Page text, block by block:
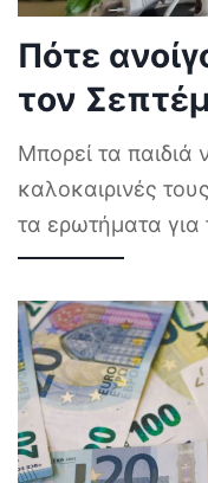
Πότε
τον
Μπορεί τα παιδιά
καλοκαιρινές
τα ερωτήματα για